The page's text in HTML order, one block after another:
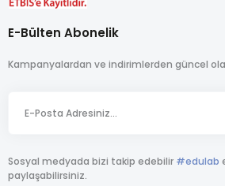
E-Bülten Abonelik
Kampanyalardan ve indirimlerden güncel
Sosyal medyada bizi takip edebilir #edulab
paylaşabilirsiniz.